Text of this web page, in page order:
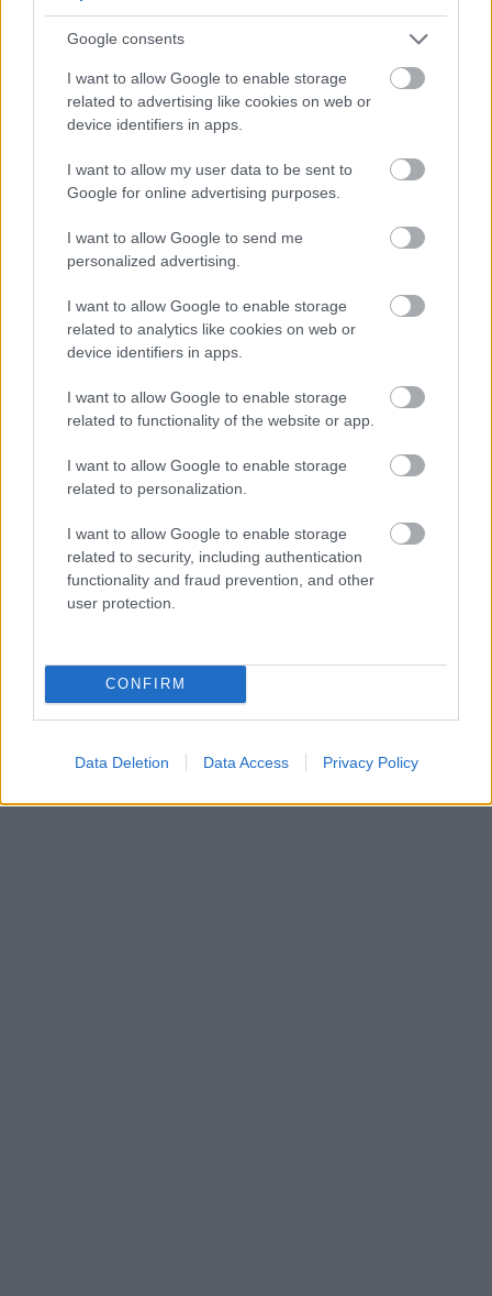
Google consents
I want to allow Google to enable storage
related to advertising like cookies on web or
device identifiers in apps.
I want to allow my user data to be sent to
Google for online advertising purposes.
I want to allow Google to send me
personalized advertising.
I want to allow Google to enable storage
related to analytics like cookies on web or
device identifiers in apps.
I want to allow Google to enable storage
related to functionality of the website or app.
I want to allow Google to enable storage
related to personalization.
I want to allow Google to enable storage
related to security, including authentication
functionality and fraud prevention, and other
user protection.
CONFIRM
Data Deletion Data Access Privacy Policy
Ο Σπύρος Γραμμένος στην Τεχνόπολη του
Δήμου Αθηναίων
Σάκης
σταθερός
PODCASTS
«Εγώ είμαι η ανάπηρη, αυτοί είναι οι μ***ες» –
Η Maria Rolls χωρίς φίλτρο